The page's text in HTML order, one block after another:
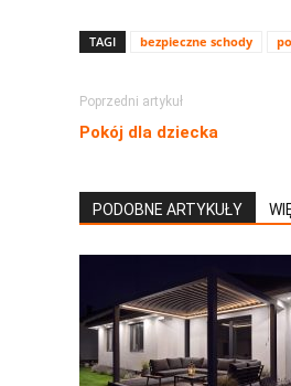
TAGI bezpieczne schody
Poprzedni artykuł
Pokój dla dziecka
PODOBNE ARTYKUŁY